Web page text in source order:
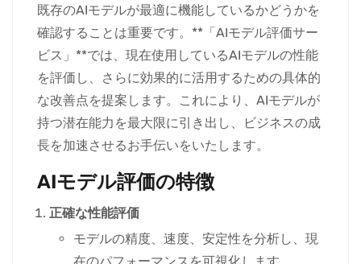
既存のAIモデルが最適に機能しているかどうかを
確認することは重要です。**「AIモデル評価サー
ビス」**では、現在使用しているAIモデルの性能
を評価し、さらに効果的に活用するための具体的
な改善点を提案します。これにより、AIモデルが
持つ潜在能力を最大限に引き出し、ビジネスの成
長を加速させるお手伝いをいたします。
AIモデル評価の特徴
正確な性能評価
モデルの精度、速度、安定性を分析し、現